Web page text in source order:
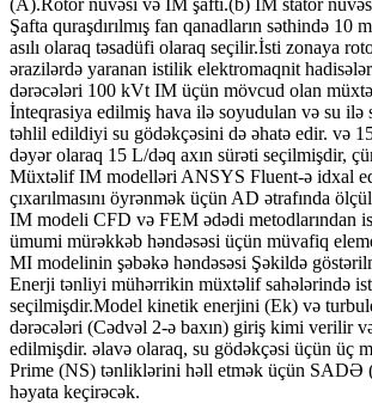
(A).Rotor nüvəsi və IM şaftı.(b) IM stator
Şafta quraşdırılmış fan qanadların səthində
asılı olaraq təsadüfi olaraq seçilir.İsti zonaya
ərazilərdə yaranan istilik elektromaqnit
dərəcələri 100 kVt IM üçün mövcud olan
İnteqrasiya edilmiş hava ilə soyudulan və su ilə
təhlil edildiyi su gödəkçəsini də əhatə edir. və
dəyər olaraq 15 L/dəq axın sürəti seçilmişdir,
Müxtəlif IM modelləri ANSYS Fluent-ə idxal
çıxarılmasını öyrənmək üçün AD ətrafında
IM modeli CFD və FEM ədədi metodlarından
ümumi mürəkkəb həndəsəsi üçün müvafiq
MI modelinin şəbəkə həndəsəsi Şəkildə
Enerji tənliyi mühərrikin müxtəlif sahələrində
seçilmişdir.Model kinetik enerjini (Ek) və
dərəcələri (Cədvəl 2-ə baxın) giriş kimi verilir
edilmişdir. əlavə olaraq, su gödəkçəsi üçün üç
Prime (NS) tənliklərini həll etmək üçün SADƏ
həyata keçirəcək.